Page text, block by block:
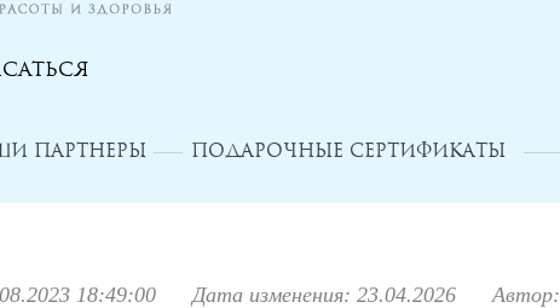
ПАРТНЕРЫ ПОДАРОЧНЫЕ СЕРТИФИКАТЫ
18:49:00 Дата изменения: 23.04.2026 Автор: